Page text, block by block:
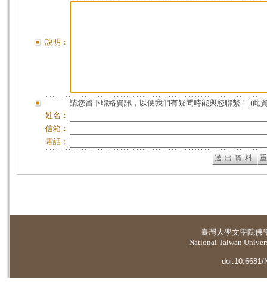
說明：
請您留下聯絡資訊，以便我們有疑問時能與您聯繫！ (此
姓名：
信箱：
電話：
臺灣大學文學院佛
National Taiwan
doi:10.6681/